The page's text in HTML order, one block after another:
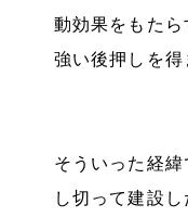
動効果をもたら
強い後押しを得
そういった経緯
し切って建設し